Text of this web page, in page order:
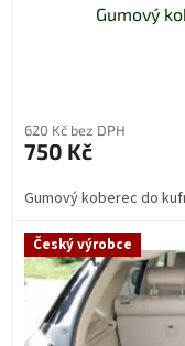
Gumový
620 Kč bez DPH
750 Kč
Gumový koberec do
Český výrobce